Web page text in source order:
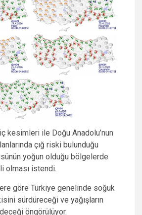
kesimleri ile Doğu Anadolu’nun
çığ riski bulunduğu
yoğun olduğu bölgelerde
olması istendi.
göre Türkiye genelinde soğuk
sürdüreceği ve yağışların
öngörülüyor.